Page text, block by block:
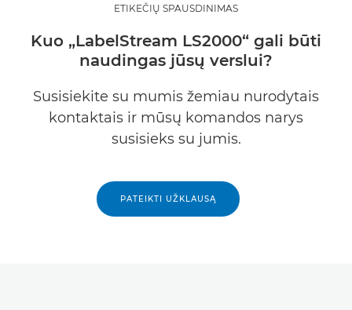
ETIKEČIŲ SPAUSDINIMAS
Kuo „LabelStream LS2000“ gali būti
naudingas jūsų verslui?
Susisiekite su mumis žemiau nurodytais
kontaktais ir mūsų komandos narys
susisieks su jumis.
PATEIKTI UŽKLAUSĄ